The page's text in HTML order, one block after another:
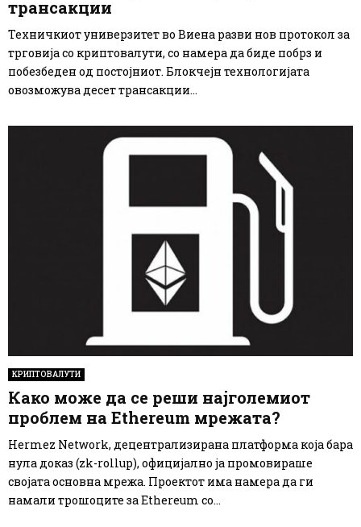
трансакции
Техничкиот универзитет во Виена разви нов протокол за
трговија со криптовалути, со намера да биде побрз и
побезбеден од постојниот. Блокчејн технологијата
овозможува десет трансакции...
КРИПТОВАЛУТИ
Како може да се реши најголемиот
проблем на Ethereum мрежата?
Hermez Network, децентрализирана платформа која бара
нула доказ (zk-rollup), официјално ја промовираше
својата основна мрежа. Проектот има намера да ги
намали трошоците за Ethereum со...